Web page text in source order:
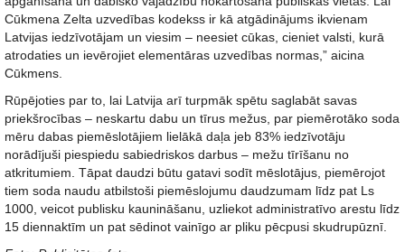
Cūkmena Zelta uzvedības kodekss ir kā atgādinājums ikvienam
Latvijas iedzīvotājam un viesim – neesiet cūkas, cieniet valsti, kurā
atrodaties un ievērojiet elementāras uzvedības normas,” aicina
Cūkmens.
Rūpējoties par to, lai Latvija arī turpmāk spētu saglabāt savas
priekšrocības – neskartu dabu un tīrus mežus, par piemērotāko soda
mēru dabas piemēslotājiem lielākā daļa jeb 83% iedzīvotāju
norādījuši piespiedu sabiedriskos darbus – mežu tīrīšanu no
atkritumiem. Tāpat daudzi būtu gatavi sodīt mēslotājus, piemērojot
tiem soda naudu atbilstoši piemēslojumu daudzumam līdz pat Ls
1000, veicot publisku kaunināšanu, uzliekot administratīvo arestu līdz
15 diennaktīm un pat sēdinot vainīgo ar pliku pēcpusi skudrupūznī.